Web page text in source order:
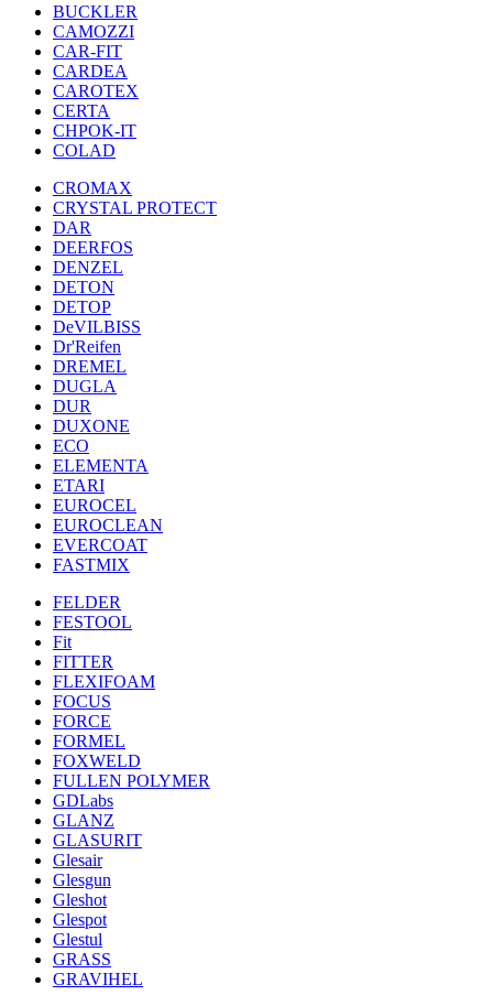
BUCKLER
CAMOZZI
CAR-FIT
CARDEA
CAROTEX
CERTA
CHPOK-IT
COLAD
CROMAX
CRYSTAL PROTECT
DAR
DEERFOS
DENZEL
DETON
DETOP
DeVILBISS
Dr'Reifen
DREMEL
DUGLA
DUR
DUXONE
ECO
ELEMENTA
ETARI
EUROCEL
EUROCLEAN
EVERCOAT
FASTMIX
FELDER
FESTOOL
Fit
FITTER
FLEXIFOAM
FOCUS
FORCE
FORMEL
FOXWELD
FULLEN POLYMER
GDLabs
GLANZ
GLASURIT
Glesair
Glesgun
Gleshot
Glespot
Glestul
GRASS
GRAVIHEL